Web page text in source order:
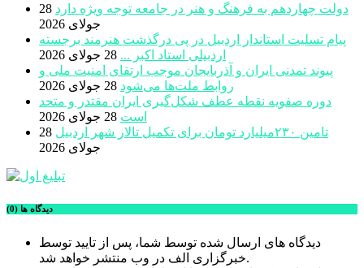
دولت چهاردهم به فرهنگ و هنر در جامعه توجه ویژه دارد 28
جولای 2026
پیام تسلیت استاندار اردبیل در پی درگذشت هنرمند برجسته
اردبیلی استاد اکبر ... 28 جولای 2026
پیوند تمدنی ایران و آذربایجان موجب ارتقای امنیت ملی و
روابط ملت‌ها می‌شود 28 جولای 2026
دوره صفویه نقطه عطف شکل‌گیری ایران مقتدر و متحد
است 28 جولای 2026
تامین ۲۳۰میلیارد تومان برای تکمیل تالار شهر اردبیل
28
جولای 2026
دیدگاه ها (0)
دیدگاه های ارسال شده توسط شما، پس از تایید توسط
خبرگزاری الف در وب منتشر خواهد شد.